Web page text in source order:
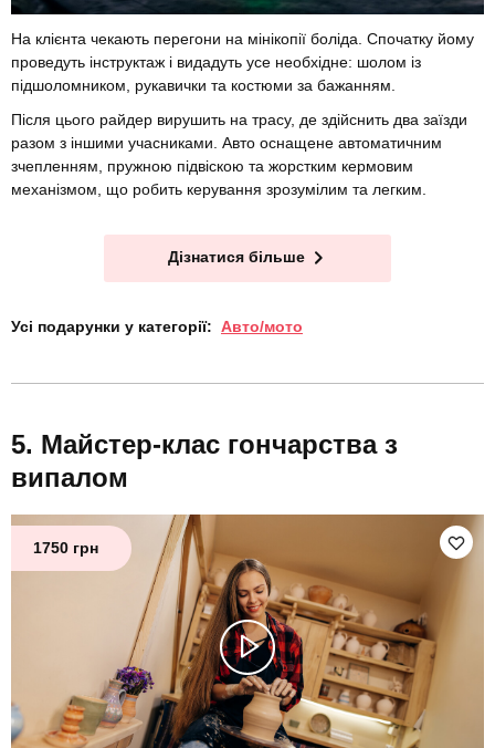
На клієнта чекають перегони на мінікопії боліда. Спочатку йому
проведуть інструктаж і видадуть усе необхідне: шолом із
підшоломником, рукавички та костюми за бажанням.
Після цього райдер вирушить на трасу, де здійснить два заїзди
разом з іншими учасниками. Авто оснащене автоматичним
зчепленням, пружною підвіскою та жорстким кермовим
механізмом, що робить керування зрозумілим та легким.
Дізнатися більше
Усі подарунки у категорії: Авто/мото
Майстер-клас гончарства з
випалом
1750 грн